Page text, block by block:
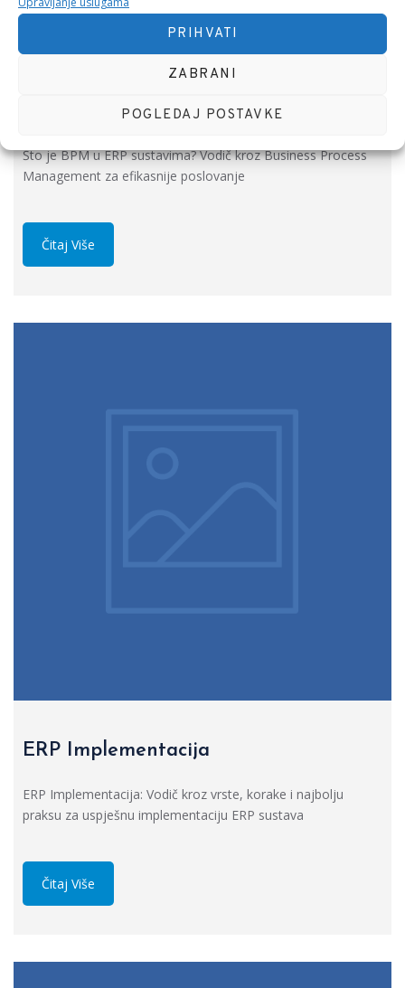
PRIHVATI
ZABRANI
POGLEDAJ POSTAVKE
Što je BPM u ERP sustavima?
Što je BPM u ERP sustavima? Vodič kroz Business Process
Management za efikasnije poslovanje
Čitaj Više
ERP Implementacija
ERP Implementacija: Vodič kroz vrste, korake i najbolju
praksu za uspješnu implementaciju ERP sustava
Čitaj Više